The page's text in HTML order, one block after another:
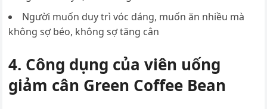
Người muốn duy trì vóc dáng, muốn ăn nhiều mà
không sợ béo, không sợ tăng cân
4. Công dụng của viên uống
giảm cân Green Coffee Bean